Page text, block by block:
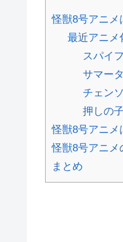
怪獣8号アニメ
最近アニメ
スパイ
サマー
チェン
押しの子
怪獣8号アニメ
怪獣8号アニメ
まとめ